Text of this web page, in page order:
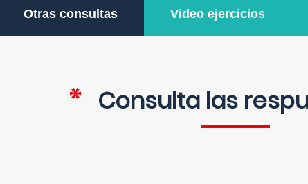
Otras consultas Video ejercicios
Consulta las